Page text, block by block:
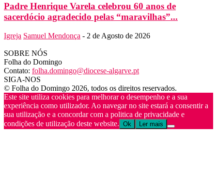
Padre Henrique Varela celebrou 60 anos de
sacerdócio agradecido pelas “maravilhas”...
Igreja Samuel Mendonça - 2 de Agosto de 2026
SOBRE NÓS
Folha do Domingo
Contato: folha.domingo@diocese-algarve.pt
SIGA-NOS
© Folha do Domingo 2026, todos os direitos reservados.
Este site utiliza cookies para melhorar o desempenho e a sua
experiência como utilizador. Ao navegar no site estará a consentir a
sua utilização e a concordar com a politica de privacidade e
condições de utilização deste website. Ok Ler mais